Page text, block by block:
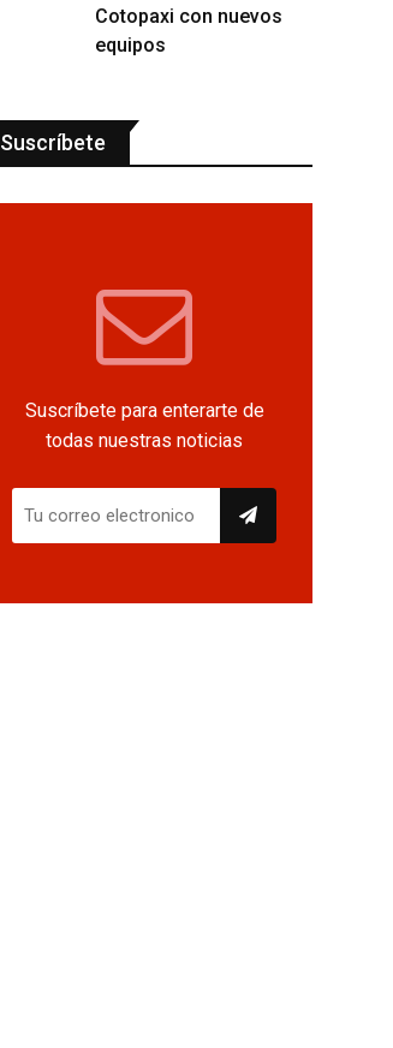
Cotopaxi con nuevos
equipos
Suscríbete
Suscríbete para enterarte de
todas nuestras noticias